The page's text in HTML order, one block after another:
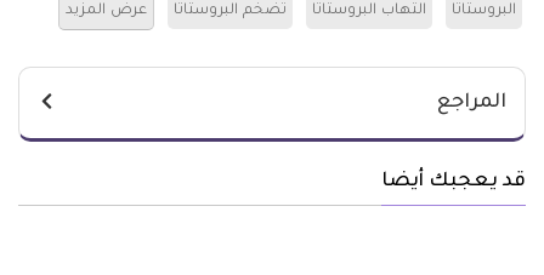
البروستاتا التهاب البروستاتا تضخم البروستاتا عرض المزيد
المراجع
قد يعجبك أيضا